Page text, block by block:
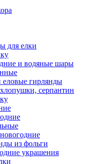
для елки
и водяные шары
гирлянды
серпантин
из фольги
украшения